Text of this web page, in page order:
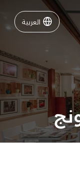
العربية
العربية